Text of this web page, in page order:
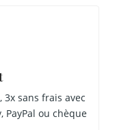
3x sans frais avec
PayPal ou chèque